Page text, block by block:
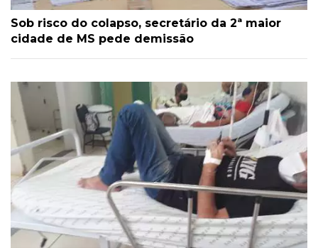
Sob risco do colapso, secretário da 2ª maior
cidade de MS pede demissão